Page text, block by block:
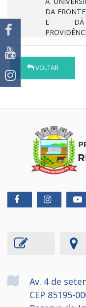
DA
E DÁ
VOLTAR
Av. 4 de
CEP 85195-